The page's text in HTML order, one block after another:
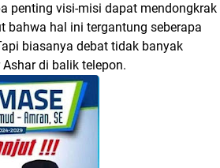
penting visi-misi dapat mendongkrak
bahwa hal ini tergantung seberapa
biasanya debat tidak banyak
di balik telepon.